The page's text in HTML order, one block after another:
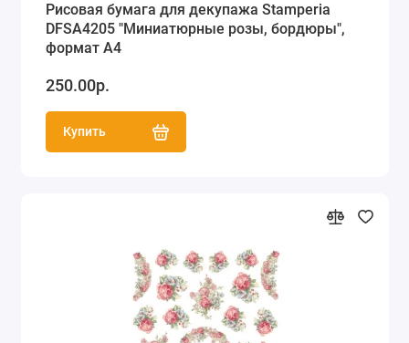
Рисовая бумага для декупажа Stamperia
DFSA4205 "Миниатюрные розы, бордюры",
формат А4
250.00р.
Купить